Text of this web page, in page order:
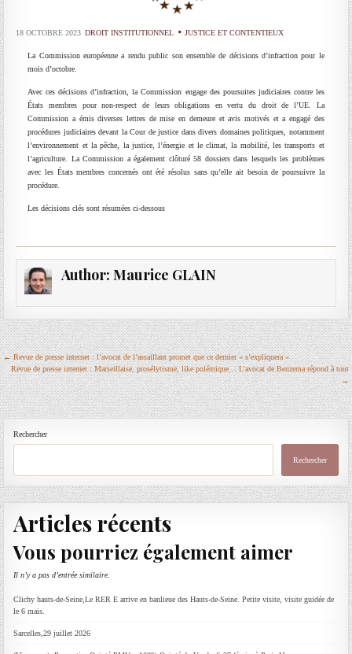
18 OCTOBRE 2023 DROIT INSTITUTIONNEL JUSTICE ET CONTENTIEUX
La Commission européenne a rendu public son ensemble de décisions d’infraction pour le
mois d’octobre.
Avec ces décisions d’infraction, la Commission engage des poursuites judiciaires contre les
États membres pour non-respect de leurs obligations en vertu du droit de l’UE. La
Commission a émis diverses lettres de mise en demeure et avis motivés et a engagé des
procédures judiciaires devant la Cour de justice dans divers domaines politiques, notamment
l’environnement et la pêche, la justice, l’énergie et le climat, la mobilité, les transports et
l’agriculture. La Commission a également clôturé 58 dossiers dans lesquels les problèmes
avec les États membres concernés ont été résolus sans qu’elle ait besoin de poursuivre la
procédure.
Les décisions clés sont résumées ci-dessous
Author: Maurice GLAIN
Navigation
de
l’article
← Revue de presse internet : l’avocat de l’assaillant promet que ce dernier « s’expliquera »
Revue de presse internet : Marseillaise, prosélytisme, like polémique… L’avocat de Benzema répond à tout
→
Rechercher
Rechercher
Articles récents
Vous pourriez également aimer
Il n’y a pas d’entrée similaire.
Clichy hauts-de-Seine,Le RER E arrive en banlieue des Hauts-de-Seine. Petite visite, visite guidée de
le 6 mais.
Sarcelles,29 juillet 2026